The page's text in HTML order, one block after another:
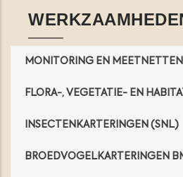
MONITORING EN MEETNETTEN
FLORA-, VEGETATIE- EN
INSECTENKARTERINGEN (SNL)
BROEDVOGELKARTERINGEN